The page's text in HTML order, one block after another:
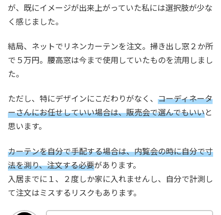
が、既にイメージが出来上がっていた私には選択肢が少な
く感じました。
結局、ネットでリネンカーテンを注文。掃き出し窓２か所
で５万円。腰高窓は今まで使用していたものを流用しまし
た。
ただし、特にデザインにこだわりがなく、 コーディネータ
ーさんにお任せしていい場合は、販売会で選んでもいいと
思います。
カーテンを自分で手配する場合は、内覧会の時に自分で寸
法を測り、注文する必要があります。
入居までに１、２度しか家に入れませんし、自分で計測し
て注文はミスするリスクもあります。